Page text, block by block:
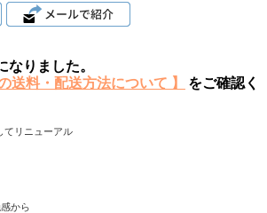
りました。
送料・配送方法について 】
をご確認く
てリニューアル
から